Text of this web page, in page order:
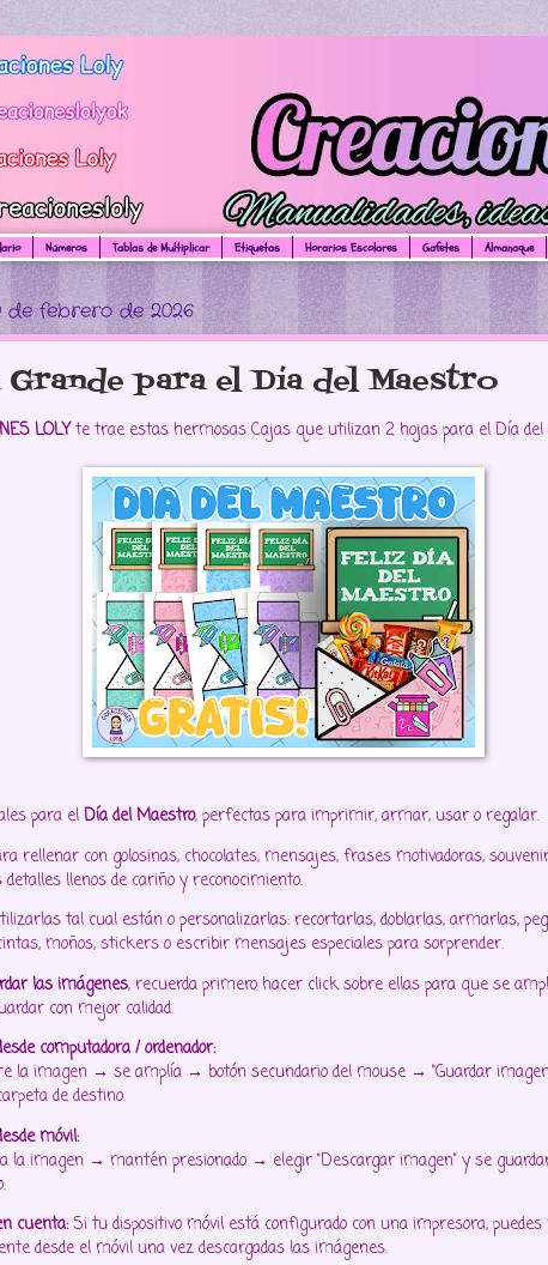
Números Tablas de Multiplicar Etiquetas Horarios Escolares Gafetes Almanaque
de febrero de 2026
Grande para el Día del Maestro
LOLYte trae estas hermosas Cajas que utilizan 2 hojas para el Día del
para elDía del Maestro, perfectas para imprimir, armar, usar o regalar.
rellenar con golosinas, chocolates, mensajes, frases motivadoras,
detalles llenos de cariño y reconocimiento.
tal cual están o personalizarlas: recortarlas, doblarlas, armarlas,
moños, stickers o escribir mensajes especiales para sorprender.
las imágenes, recuerda primero hacer click sobre ellas para que se
con mejor calidad.
computadora / ordenador:
la imagen → se amplía → botón secundario del mouse → “Guardar
de destino.
móvil:
la imagen → mantén presionado → elegir “Descargar imagen” y se
cuenta:Si tu dispositivo móvil está configurado con una impresora,
desde el móvil una vez descargadas las imágenes.